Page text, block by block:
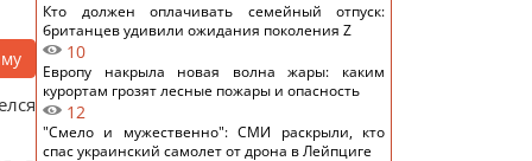
Кто должен оплачивать семейный отпуск:
британцев удивили ожидания поколения Z
10
Европу накрыла новая волна жары: каким
курортам грозят лесные пожары и опасность
12
"Смело и мужественно": СМИ раскрыли, кто
спас украинский самолет от дрона в Лейпциге